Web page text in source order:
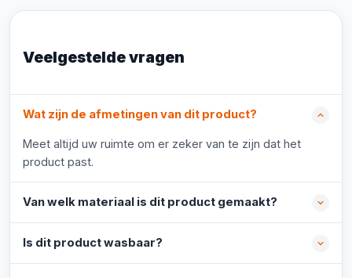
Veelgestelde vragen
Wat zijn de afmetingen van dit product?
Meet altijd uw ruimte om er zeker van te zijn dat het
product past.
Van welk materiaal is dit product gemaakt?
Is dit product wasbaar?